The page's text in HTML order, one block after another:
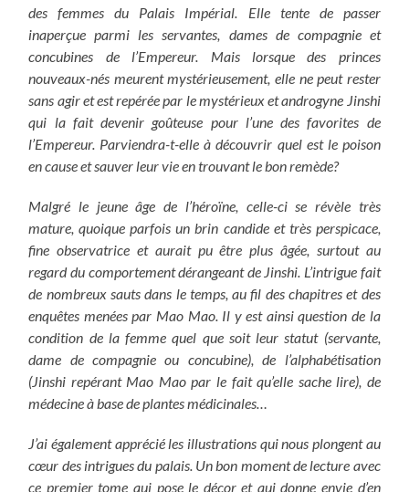
des femmes du Palais Impérial. Elle tente de passer
inaperçue parmi les servantes, dames de compagnie et
concubines de l’Empereur. Mais lorsque des princes
nouveaux-nés meurent mystérieusement, elle ne peut rester
sans agir et est repérée par le mystérieux et androgyne Jinshi
qui la fait devenir goûteuse pour l’une des favorites de
l’Empereur. Parviendra-t-elle à découvrir quel est le poison
en cause et sauver leur vie en trouvant le bon remède?
Malgré le jeune âge de l’héroïne, celle-ci se révèle très
mature, quoique parfois un brin candide et très perspicace,
fine observatrice et aurait pu être plus âgée, surtout au
regard du comportement dérangeant de Jinshi. L’intrigue fait
de nombreux sauts dans le temps, au fil des chapitres et des
enquêtes menées par Mao Mao. Il y est ainsi question de la
condition de la femme quel que soit leur statut (servante,
dame de compagnie ou concubine), de l’alphabétisation
(Jinshi repérant Mao Mao par le fait qu’elle sache lire), de
médecine à base de plantes médicinales…
J’ai également apprécié les illustrations qui nous plongent au
cœur des intrigues du palais. Un bon moment de lecture avec
ce premier tome qui pose le décor et qui donne envie d’en